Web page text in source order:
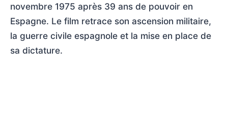
novembre 1975 après 39 ans de pouvoir en
Espagne. Le film retrace son ascension militaire,
la guerre civile espagnole et la mise en place de
sa dictature.